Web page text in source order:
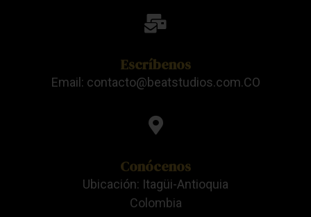
Escríbenos
Email: contacto@beatstudios.com.CO
Conócenos
Ubicación: Itagüi-Antioquia
Colombia